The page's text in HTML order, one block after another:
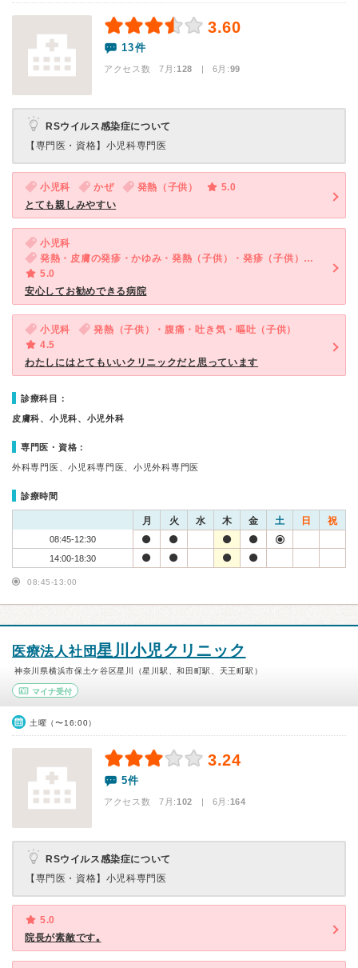
3.60
13件
アクセス数 7月:128 | 6月:99
RSウイルス感染症について
【専門医・資格】 小児科専門医
小児科 かぜ 発熱（子供）
5.0
とても親しみやすい
小児科
発熱・皮膚の発疹・かゆみ・発熱（子供）・発疹（子供）・咳・呼吸困難（子供）・下痢（子供）
5.0
安心してお勧めできる病院
小児科
発熱（子供）・腹痛・吐き気・嘔吐（子供）
4.5
わたしにはとてもいいクリニックだと思っています
診療科目：
皮膚科、小児科、小児外科
専門医・資格：
外科専門医、小児科専門医、小児外科専門医
診療時間
月 火 水 木 金 土 日 祝
08:45-12:30
14:00-18:30
08:45-13:00
医療法人社団星川小児クリニック
神奈川県横浜市保土ケ谷区星川（星川駅、和田町駅、天王町駅）
マイナ受付
土曜（〜16:00）
3.24
5件
アクセス数 7月:102 | 6月:164
RSウイルス感染症について
【専門医・資格】 小児科専門医
5.0
院長が素敵です｡